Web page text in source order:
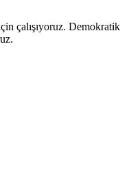
çalışıyoruz. Demokratik